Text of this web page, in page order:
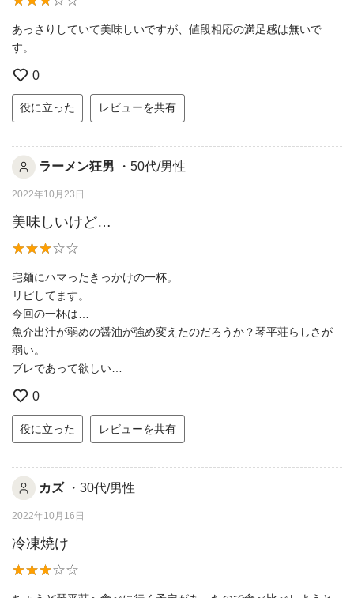
あっさりしていて美味しいですが、値段相応の満足感は無いで
す。
0
役に立った レビューを共有
ラーメン狂男 ・50代/男性
2022年10月23日
美味しいけど…
宅麺にハマったきっかけの一杯。
リピしてます。
今回の一杯は…
魚介出汁が弱めの醤油が強め変えたのだろうか？琴平荘らしさが
弱い。
ブレであって欲しい…
0
役に立った レビューを共有
カズ ・30代/男性
2022年10月16日
冷凍焼け